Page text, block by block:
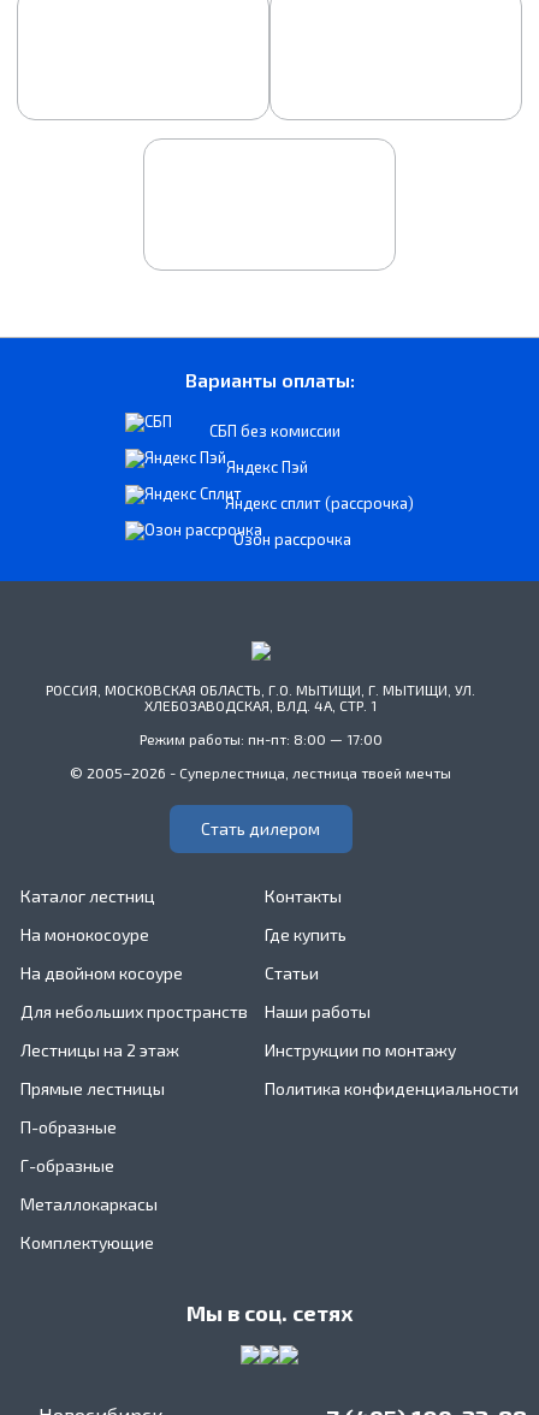
Варианты оплаты:
СБП без комиссии
Яндекс Пэй
Яндекс сплит (рассрочка)
Озон рассрочка
РОССИЯ, МОСКОВСКАЯ ОБЛАСТЬ, Г.О. МЫТИЩИ, Г. МЫТИЩИ, УЛ.
ХЛЕБОЗАВОДСКАЯ, ВЛД. 4А, СТР. 1
Режим работы: пн-пт: 8:00 — 17:00
© 2005–2026 - Суперлестница, лестница твоей мечты
Стать дилером
Каталог лестниц
На монокосоуре
На двойном косоуре
Для небольших пространств
Лестницы на 2 этаж
Прямые лестницы
П-образные
Г-образные
Металлокаркасы
Комплектующие
Контакты
Где купить
Статьи
Наши работы
Инструкции по монтажу
Политика конфиденциальности
Мы в соц. сетях